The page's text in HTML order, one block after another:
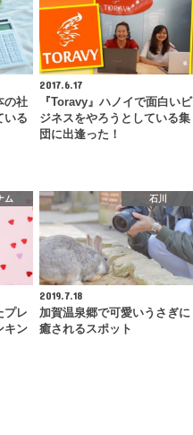
の社
いる
2017.6.17
『Toravy』ハノイで面白いビ
ジネスをやろうとしている集
団に出逢った！
ム
プレ
キン
石川
2019.7.18
加賀温泉郷で可愛いうさぎに
癒されるスポット